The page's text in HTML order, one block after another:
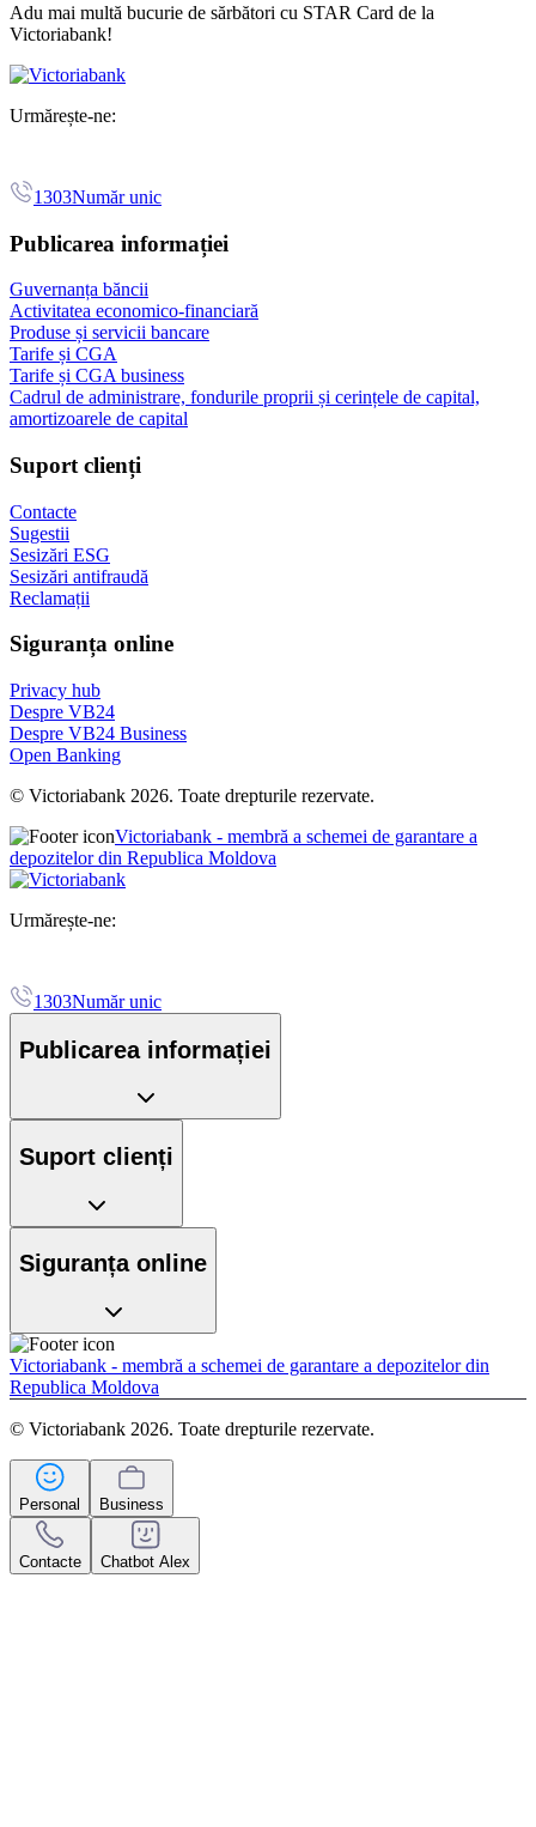
Adu mai multă bucurie de sărbători cu STAR Card de la
Victoriabank!
Urmărește-ne:
1303Număr unic
Publicarea informației
Guvernanța băncii
Activitatea economico-financiară
Produse și servicii bancare
Tarife și CGA
Tarife și CGA business
Cadrul de administrare, fondurile proprii și cerințele de capital,
amortizoarele de capital
Suport clienți
Contacte
Sugestii
Sesizări ESG
Sesizări antifraudă
Reclamații
Siguranța online
Privacy hub
Despre VB24
Despre VB24 Business
Open Banking
© Victoriabank 2026. Toate drepturile rezervate.
Victoriabank - membră a schemei de garantare a
depozitelor din Republica Moldova
Urmărește-ne:
1303Număr unic
Publicarea informației
Suport clienți
Siguranța online
Victoriabank - membră a schemei de garantare a depozitelor din
Republica Moldova
© Victoriabank 2026. Toate drepturile rezervate.
Personal Business
Contacte Chatbot Alex